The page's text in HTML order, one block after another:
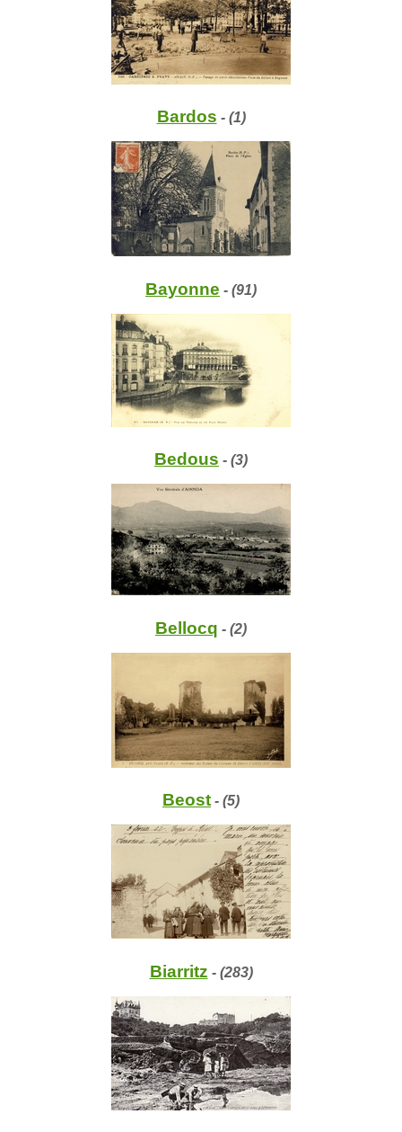
Bardos - (1)
Bayonne - (91)
Bedous - (3)
Bellocq - (2)
Beost - (5)
Biarritz - (283)